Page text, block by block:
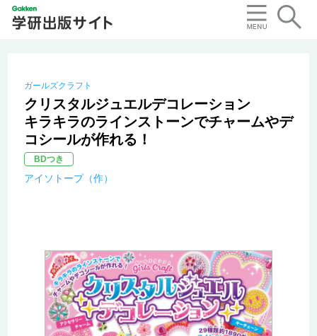
ガールズクラフト
クリスタルジュエルデコレーション
キラキラのラインストーンでチャームやデ
コシールが作れる！
BDつき
アイソトープ（作）